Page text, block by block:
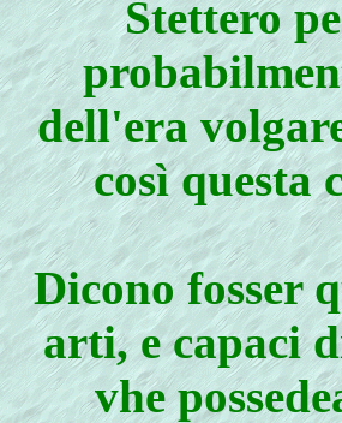
Stettero
dell'era
così questa
Dicono fosser
arti, e capaci
vhe